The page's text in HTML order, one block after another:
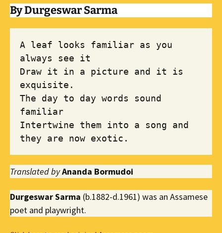
By Durgeswar Sarma
A leaf looks familiar as you
always see it
Draw it in a picture and it is
exquisite.
The day to day words sound
familiar
Intertwine them into a song and
they are now exotic.
Translated byAnanda Bormudoi
Durgeswar Sarma (b.1882-d.1961) was an Assamese
poet and playwright.